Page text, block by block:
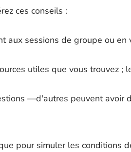
ces conseils :
aux sessions de groupe ou en
utiles que vous trouvez ;
—d'autres peuvent avoir
pour simuler les conditions